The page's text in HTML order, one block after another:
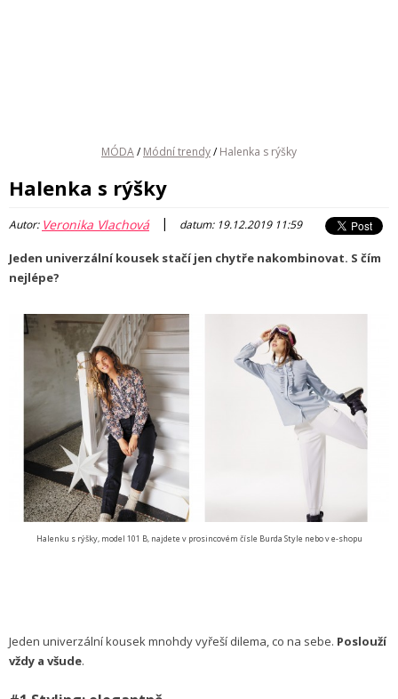
MÓDA/ Módní trendy/ Halenka s rýšky
Halenka s rýšky
Autor: Veronika Vlachová | datum: 19.12.2019 11:59
Jeden univerzální kousek stačí jen chytře nakombinovat. S čím
nejlépe?
Halenku s rýšky, model 101 B, najdete v prosincovém čísle Burda Style nebo v e-shopu
Jeden univerzální kousek mnohdy vyřeší dilema, co na sebe. Poslouží
vždy a všude.